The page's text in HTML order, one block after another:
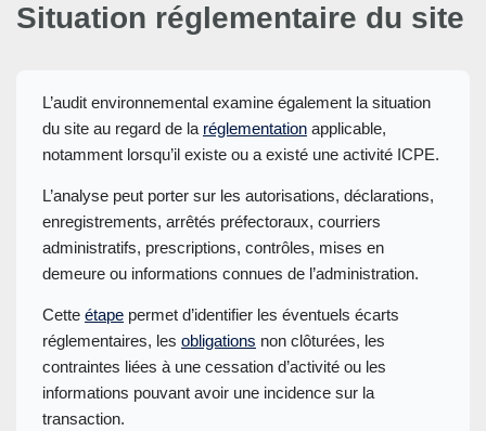
Situation réglementaire du site
L’audit environnemental examine également la situation
du site au regard de la réglementation applicable,
notamment lorsqu’il existe ou a existé une activité ICPE.
L’analyse peut porter sur les autorisations, déclarations,
enregistrements, arrêtés préfectoraux, courriers
administratifs, prescriptions, contrôles, mises en
demeure ou informations connues de l’administration.
Cette étape permet d’identifier les éventuels écarts
réglementaires, les obligations non clôturées, les
contraintes liées à une cessation d’activité ou les
informations pouvant avoir une incidence sur la
transaction.